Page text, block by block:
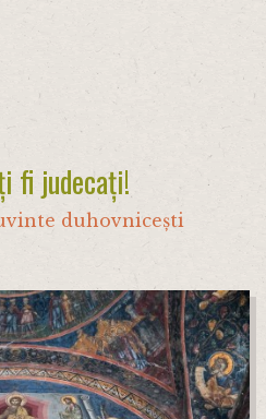
fi judecați!
duhovnicești